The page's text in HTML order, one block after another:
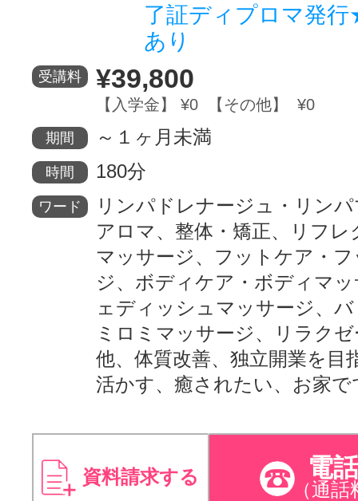
了証ディプロマ発
あり
受講料 ¥39,800
【入学金】 ¥0 【その他】 ¥0
期間 ～１ヶ月未満
時間 180分
ワード
リンパドレナージュ・リン
アロマ、整体・矯正、リフレ
マッサージ、フットケア・
ジ、ボディケア・ボディマ
ェディッシュマッサージ、
ミロミマッサージ、リラク
他、体質改善、独立開業を目
活かす、癒されたい、お家で
資料請求する 電
（通話